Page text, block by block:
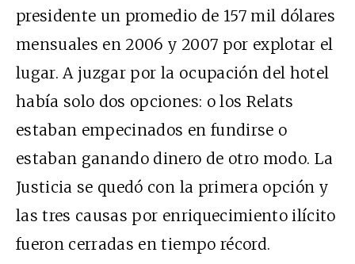
presidente un promedio de 157 mil dólares
mensuales en 2006 y 2007 por explotar el
lugar. A juzgar por la ocupación del hotel
había solo dos opciones: o los Relats
estaban empecinados en fundirse o
estaban ganando dinero de otro modo. La
Justicia se quedó con la primera opción y
lastres causas por enriquecimiento ilícito
fueron cerradas en tiempo récord.